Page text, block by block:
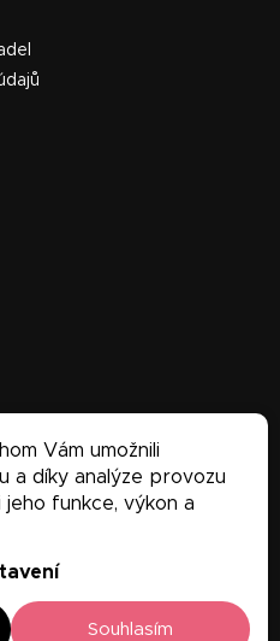
Vám umožnili
a díky analýze provozu
funkce, výkon a
Souhlasím